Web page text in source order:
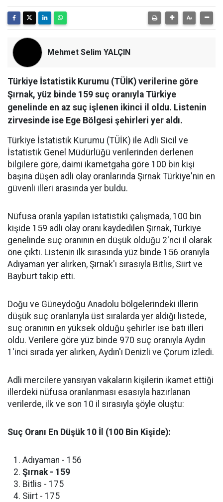
Mehmet Selim YALÇIN
Türkiye İstatistik Kurumu (TÜİK) verilerine göre
Şırnak, yüz binde 159 suç oranıyla Türkiye
genelinde en az suç işlenen ikinci il oldu. Listenin
zirvesinde ise Ege Bölgesi şehirleri yer aldı.
Türkiye İstatistik Kurumu (TÜİK) ile Adli Sicil ve
İstatistik Genel Müdürlüğü verilerinden derlenen
bilgilere göre, daimi ikametgaha göre 100 bin kişi
başına düşen adli olay oranlarında Şırnak Türkiye'nin en
güvenli illeri arasında yer buldu.
​Nüfusa oranla yapılan istatistiki çalışmada, 100 bin
kişide 159 adli olay oranı kaydedilen Şırnak, Türkiye
genelinde suç oranının en düşük olduğu 2'nci il olarak
öne çıktı. Listenin ilk sırasında yüz binde 156 oranıyla
Adıyaman yer alırken, Şırnak'ı sırasıyla Bitlis, Siirt ve
Bayburt takip etti.
​Doğu ve Güneydoğu Anadolu bölgelerindeki illerin
düşük suç oranlarıyla üst sıralarda yer aldığı listede,
suç oranının en yüksek olduğu şehirler ise batı illeri
oldu. Verilere göre yüz binde 970 suç oranıyla Aydın
1'inci sırada yer alırken, Aydın'ı Denizli ve Çorum izledi.
​Adli mercilere yansıyan vakaların kişilerin ikamet ettiği
illerdeki nüfusa oranlanması esasıyla hazırlanan
verilerde, ilk ve son 10 il sırasıyla şöyle oluştu:
Suç Oranı En Düşük 10 İl (100 Bin Kişide):
​Adıyaman - 156
Şırnak - 159
​Bitlis - 175
​Siirt - 175